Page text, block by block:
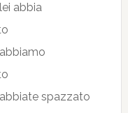
abbia
spazzato